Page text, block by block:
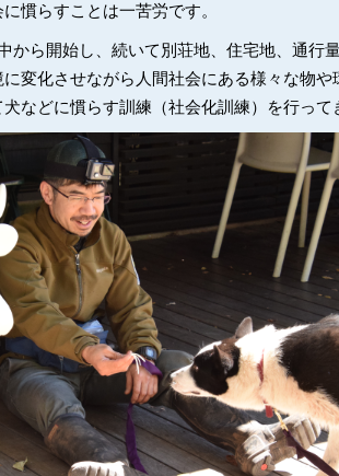
慣らすことは一苦労です。
から開始し、続いて別荘地、住宅地、通行
変化させながら人間社会にある様々な物や
などに慣らす訓練（社会化訓練）を行って